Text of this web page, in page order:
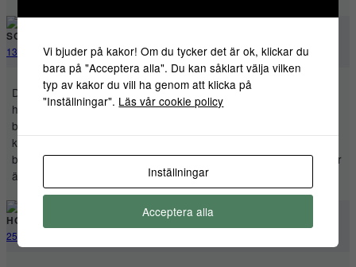
SOFIA
13 april 2008
Det är en mycket intresseant aspekt du tar upp. Det blir lätt
hjärtlöst när försök att hjälpa kunden baddas med byråernas
bekräftelsebehov. Betyder inte nödvändigtvis att man alltid bör ge
kunden vad kunden vill ha. Snarare att ge kunden vad kunden
behöver. Svårt med vad som egentligen kommer först, hönan eller
ägget.
HOLLNISSA
25 mars 2010
Vi bjuder på kakor! Om du tycker det är ok, klickar du
bara på "Acceptera alla". Du kan såklart välja vilken
typ av kakor du vill ha genom att klicka på
"Inställningar". Läs vår cookie policy
Inställningar
Acceptera alla